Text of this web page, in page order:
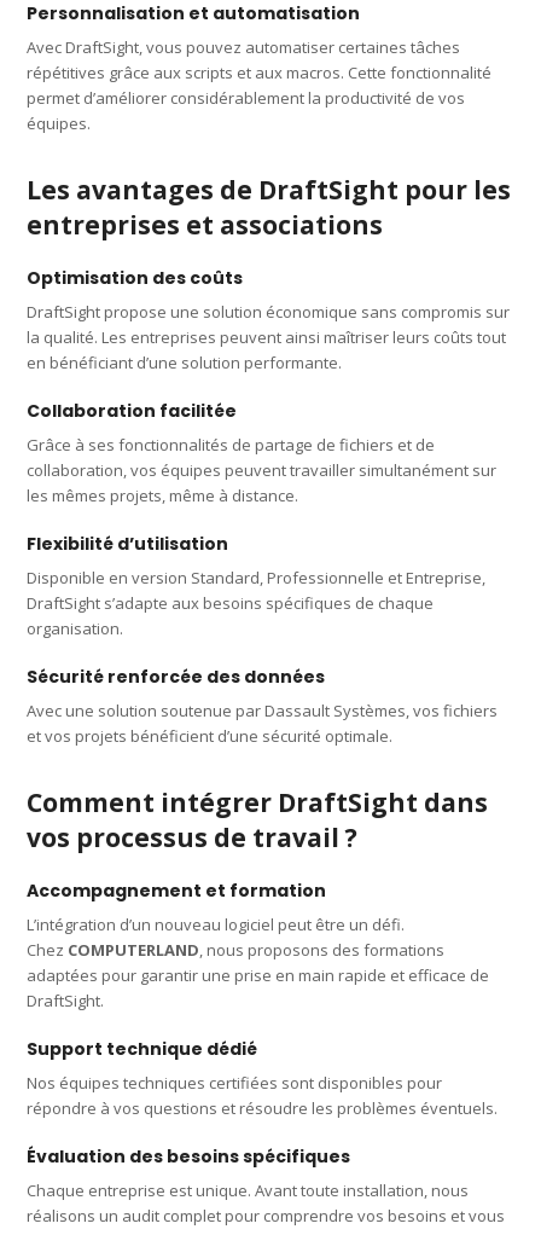
Personnalisation et automatisation
Avec DraftSight, vous pouvez automatiser certaines tâches
répétitives grâce aux scripts et aux macros. Cette fonctionnalité
permet d’améliorer considérablement la productivité de vos
équipes.
Les avantages de DraftSight pour les
entreprises et associations
Optimisation des coûts
DraftSight propose une solution économique sans compromis sur
la qualité. Les entreprises peuvent ainsi maîtriser leurs coûts tout
en bénéficiant d’une solution performante.
Collaboration facilitée
Grâce à ses fonctionnalités de partage de fichiers et de
collaboration, vos équipes peuvent travailler simultanément sur
les mêmes projets, même à distance.
Flexibilité d’utilisation
Disponible en version Standard, Professionnelle et Entreprise,
DraftSight s’adapte aux besoins spécifiques de chaque
organisation.
Sécurité renforcée des données
Avec une solution soutenue par Dassault Systèmes, vos fichiers
et vos projets bénéficient d’une sécurité optimale.
Comment intégrer DraftSight dans
vos processus de travail ?
Accompagnement et formation
L’intégration d’un nouveau logiciel peut être un défi.
Chez COMPUTERLAND, nous proposons des formations
adaptées pour garantir une prise en main rapide et efficace de
DraftSight.
Support technique dédié
Nos équipes techniques certifiées sont disponibles pour
répondre à vos questions et résoudre les problèmes éventuels.
Évaluation des besoins spécifiques
Chaque entreprise est unique. Avant toute installation, nous
réalisons un audit complet pour comprendre vos besoins et vous